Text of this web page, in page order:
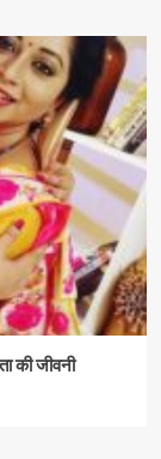
की जीवनी